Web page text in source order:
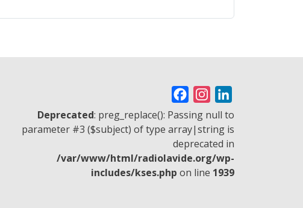
a
c
e
b
o
n
s
t
a
g
i
n
k
e
d
Deprecated: preg_replace(): Passing null to
parameter #3 ($subject) of type array|string is
deprecated in
/var/www/html/radiolavide.org/wp-
includes/kses.php on line 1939